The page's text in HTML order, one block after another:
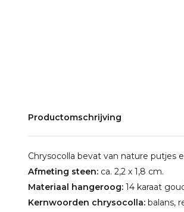
Productomschrijving
Chrysocolla bevat van nature putjes
Afmeting steen: ca. 2,2 x 1,8 cm.
Materiaal hangeroog: 14 karaat
Kernwoorden chrysocolla: balans,